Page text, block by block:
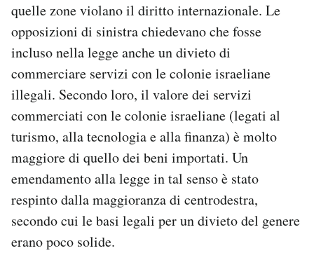
quelle zone violano il diritto internazionale. Le
opposizioni di sinistra chiedevano che fosse
incluso nella legge anche un divieto di
commerciare servizi con le colonie israeliane
illegali. Secondo loro, il valore dei servizi
commerciati con le colonie israeliane (legati al
turismo, alla tecnologia e alla finanza) è molto
maggiore di quello dei beni importati. Un
emendamento alla legge in tal senso è stato
respinto dalla maggioranza di centrodestra,
secondo cui le basi legali per un divieto del genere
erano poco solide.